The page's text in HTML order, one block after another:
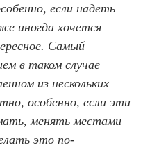
если надеть
иногда хочется
Самый
в таком случае
из нескольких
особенно, если эти
менять местами
это по-